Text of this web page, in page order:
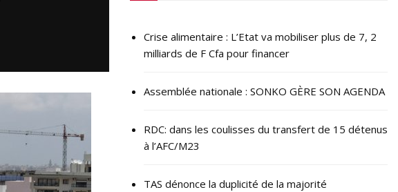
Crise alimentaire : L’Etat va mobiliser plus de 7, 2
milliards de F Cfa pour financer
Assemblée nationale : SONKO GÈRE SON AGENDA
RDC: dans les coulisses du transfert de 15 détenus
à l’AFC/M23
TAS dénonce la duplicité de la majorité